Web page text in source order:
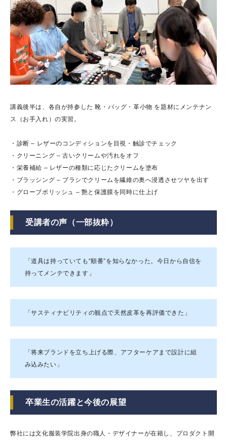
講義後半は、各自が持参した 靴・バッグ・革小物 を題材にメンテナン
ス（お手入れ）の実習。
・診断 – レザーのコンディションを目視・触診でチェック
・クリーニング – 古いクリームや汚れをオフ
・栄養補給 – レザーの種類に応じたクリームを塗布
・ブラッシング – ブラシでクリームを繊維の奥へ浸透させツヤを出す
・グローブポリッシュ – 艶と保護膜を同時に仕上げ
受講者の声（一部抜粋）
「道具は持っていても“順番”を知らなかった。今日から自信を
持ってメンテできます」
「サスティナビリティの観点で天然皮革を再評価できた」
「将来ブランドを立ち上げる際、アフターケアまで設計に組
み込みたい」
卒業生の活躍と今後の展望
弊社には文化服装学院出身の職人・デザイナーが在籍し、プロダクト開